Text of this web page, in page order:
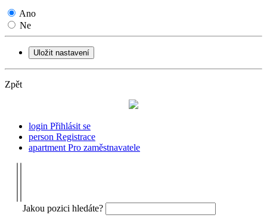
Ano
Ne
Uložit nastavení
Zpět
login Přihlásit se
person Registrace
apartmentPro zaměstnavatele
Jakou pozici hledáte?